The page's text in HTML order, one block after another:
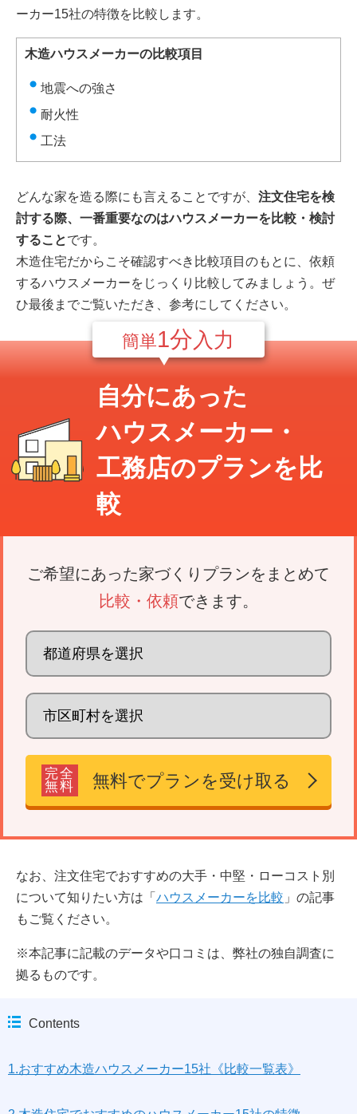
ーカー15社の特徴を比較します。
木造ハウスメーカーの比較項目
地震への強さ
耐火性
工法
どんな家を造る際にも言えることですが、 注文住宅を検
討する際、一番重要なのはハウスメーカーを比較・検討
することです。
木造住宅だからこそ確認すべき比較項目のもとに、依頼
するハウスメーカーをじっくり比較してみましょう。ぜ
ひ最後までご覧いただき、参考にしてください。
簡単1分 入力
自分にあった
ハウスメーカー・
工務店のプランを比
較
ご希望にあった家づくりプランをまとめて
比較・依頼できます。
完全
無料
無料でプランを受け取る
なお、注文住宅でおすすめの大手・中堅・ローコスト別
について知りたい方は「 ハウスメーカーを比較 」の記事
もご覧ください。
※本記事に記載のデータや口コミは、弊社の独自調査に
拠るものです。
Contents
1.おすすめ木造ハウスメーカー15社《比較一覧表》